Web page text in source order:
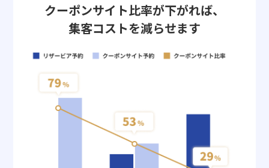
クーポンサイト比率が下がれば、
集客コストを減らせます